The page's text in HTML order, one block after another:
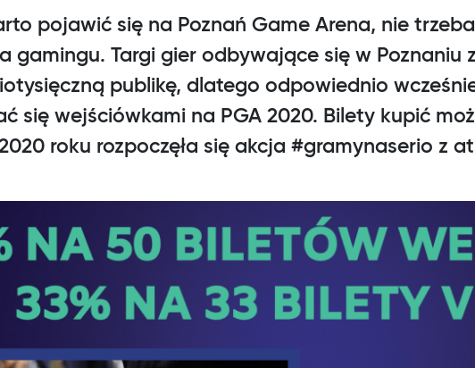
pojawić się na Poznań Game Arena, nie
gamingu. Targi gier odbywające się w Poznaniu
publikę, dlatego odpowiednio
się wejściówkami na PGA 2020. Bilety kupić
roku rozpoczęła się akcja #gramynaserio z